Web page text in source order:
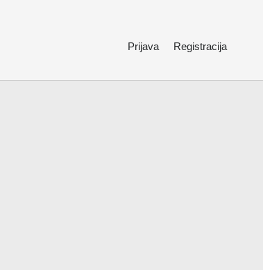
Prijava Registracija